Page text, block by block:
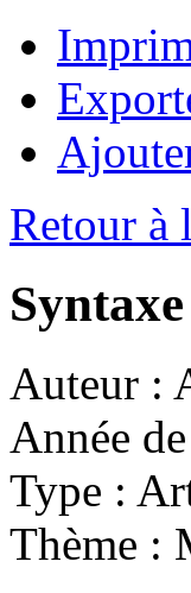
Retour à
Auteur :
Année
Type :
Thème :